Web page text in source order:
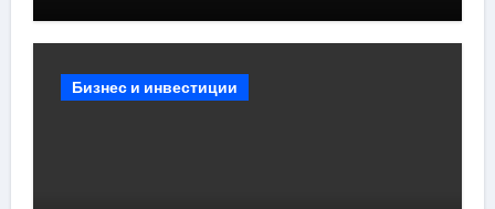
Бизнес и инвестиции